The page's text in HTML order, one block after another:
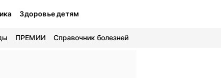
Здоровье детям
ПРЕМИИ Справочник болезней